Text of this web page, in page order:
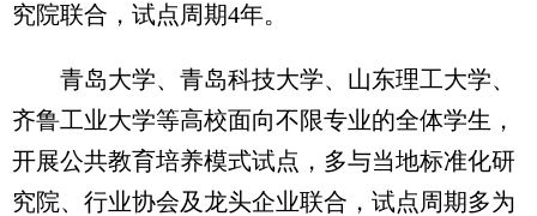
究院联合，试点周期4年。
青岛大学、青岛科技大学、山东理工大学、
齐鲁工业大学等高校面向不限专业的全体学生，
开展公共教育培养模式试点，多与当地标准化研
究院、行业协会及龙头企业联合，试点周期多为